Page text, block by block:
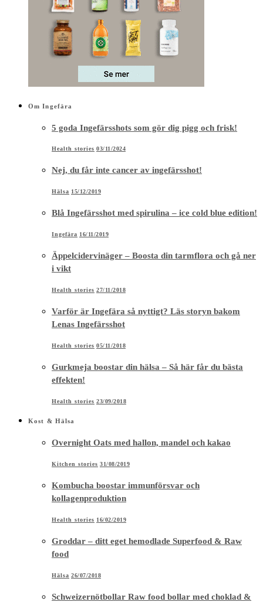
Om Ingefära
5 goda Ingefärsshots som gör dig pigg och frisk!
Health stories 03/11/2024
Nej, du får inte cancer av ingefärsshot!
Hälsa 15/12/2019
Blå Ingefärsshot med spirulina – ice cold blue edition!
Ingefära 16/11/2019
Äppelcidervinäger – Boosta din tarmflora och gå ner
i vikt
Health stories 27/11/2018
Varför är Ingefära så nyttigt? Läs storyn bakom
Lenas Ingefärsshot
Health stories 05/11/2018
Gurkmeja boostar din hälsa – Så här får du bästa
effekten!
Health stories 23/09/2018
Kost & Hälsa
Overnight Oats med hallon, mandel och kakao
Kitchen stories 31/08/2019
Kombucha boostar immunförsvar och
kollagenproduktion
Health stories 16/02/2019
Groddar – ditt eget hemodlade Superfood & Raw
food
Hälsa 26/07/2018
Schweizernötbollar Raw food bollar med choklad &